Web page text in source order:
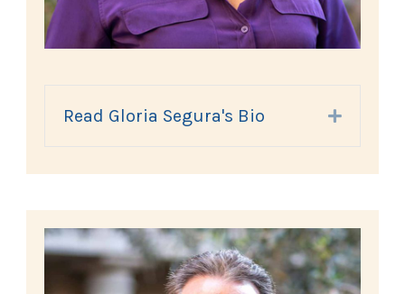
Read Gloria Segura's Bio Expand